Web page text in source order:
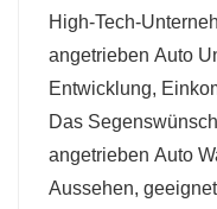
High-Tech-
angetrieben Auto
Entwicklung,
Das
angetrieben Auto
Aussehen, geeignet